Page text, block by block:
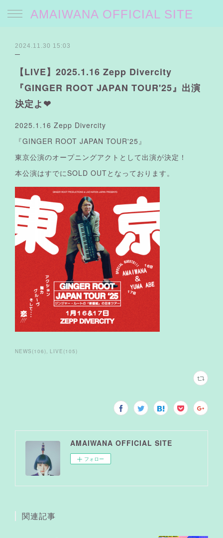
AMAIWANA OFFICIAL SITE
2024.11.30 15:03
【LIVE】2025.1.16 Zepp Divercity
『GINGER ROOT JAPAN TOUR'25』出演
決定よ❤︎
2025.1.16 Zepp Divercity
『GINGER ROOT JAPAN TOUR'25』
東京公演のオープニングアクトとして出演が決定！
本公演はすでにSOLD OUTとなっております。
NEWS (106) LIVE (105)
AMAIWANA OFFICIAL SITE
フォロー
関連記事